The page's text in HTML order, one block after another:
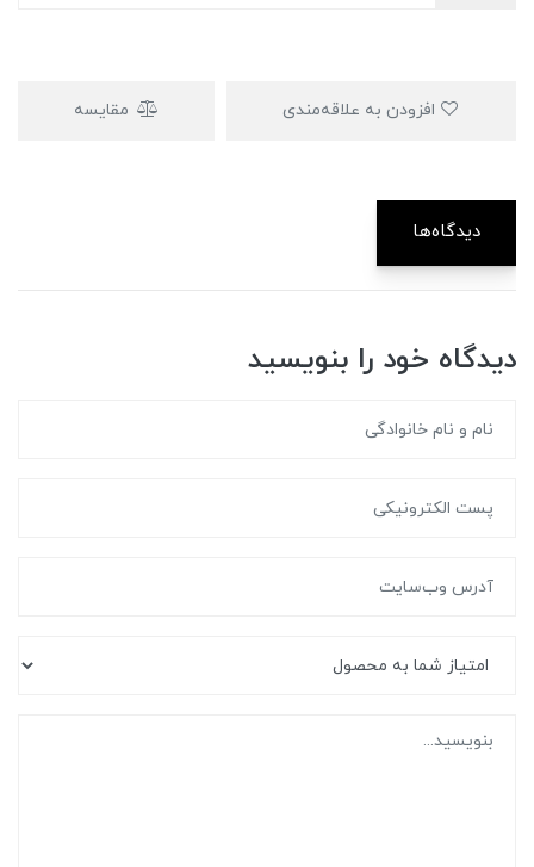
مقایسه
دیدگاه‌ها
دیدگاه خود را بنویسید